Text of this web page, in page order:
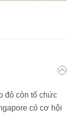
đỏ còn tổ chức
có cơ hội